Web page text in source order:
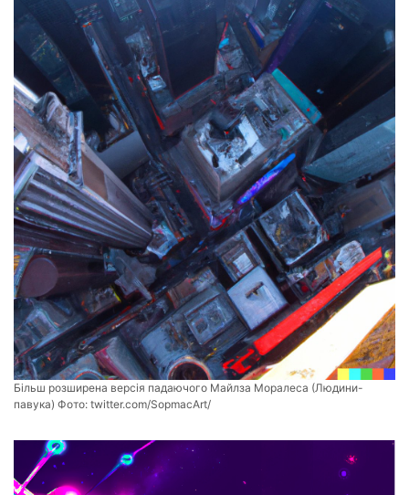
Більш розширена версія падаючого Майлза Моралеса (Людини-
павука) Фото: twitter.com/SopmacArt/